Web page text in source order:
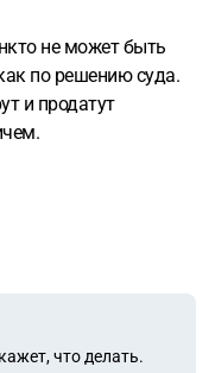
не может быть
по решению суда.
и продатут
что делать.